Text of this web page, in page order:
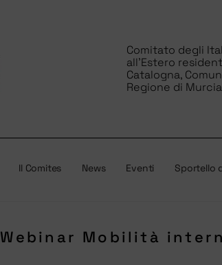
Comitato degli
all’Estero
Catalogna,
Regione di
Il Comites News Eventi Sportello
Webinar Mobilità